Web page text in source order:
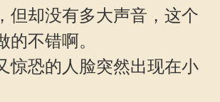
却没有多大声音，这个
的不错啊。
惊恐的人脸突然出现在小